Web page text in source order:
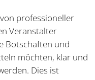
professioneller
Veranstalter
Botschaften und
möchten, klar und
Dies ist